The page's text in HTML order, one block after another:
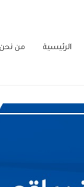
الرئيسية من نحن